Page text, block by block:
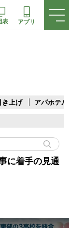
表 アプリ
き上げ アパホテル
に着手の見通